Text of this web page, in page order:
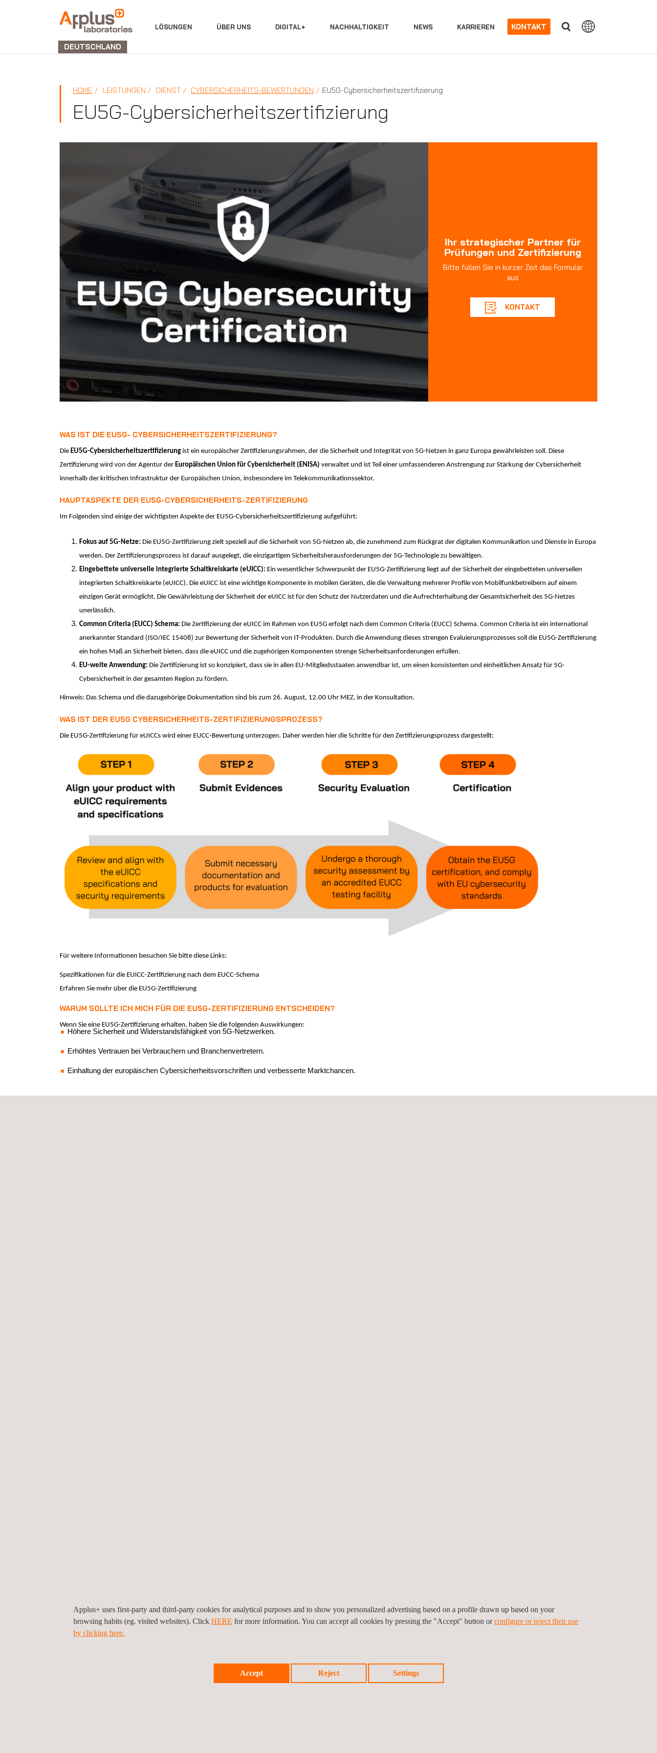
ABTEILUNG
LABORATORIEN
DEUTSCHLAND
LÖSUNGEN ÜBER UNS DIGITAL+ NACHHALTIGKEIT NEWS KARRIEREN KONTAKT
HOME LEISTUNGEN DIENST CYBERSICHERHEITS-BEWERTUNGEN EU5G-Cybersicherheitszertifizierung
EU5G-Cybersicherheitszertifizierung
Ihr strategischer Partner für
Prüfungen und Zertifizierung
Bitte füllen Sie in kurzer Zeit das Formular
aus
KONTAKT
WAS IST DIE EU5G- CYBERSICHERHEITSZERTIFIZIERUNG?
Die EU5G-Cybersicherheitszertifizierung ist ein europäischer Zertifizierungsrahmen, der die Sicherheit und Integrität von 5G-Netzen in ganz Europa gewährleisten soll. Diese
Zertifizierung wird von der Agentur der Europäischen Union für Cybersicherheit (ENISA) verwaltet und ist Teil einer umfassenderen Anstrengung zur Stärkung der Cybersicherheit
innerhalb der kritischen Infrastruktur der Europäischen Union, insbesondere im Telekommunikationssektor.
HAUPTASPEKTE DER EU5G-CYBERSICHERHEITS-ZERTIFIZIERUNG
Im Folgenden sind einige der wichtigsten Aspekte der EU5G-Cybersicherheitszertifizierung aufgeführt:
Fokus auf 5G-Netze: Die EU5G-Zertifizierung zielt speziell auf die Sicherheit von 5G-Netzen ab, die zunehmend zum Rückgrat der digitalen Kommunikation und Dienste in Europa
werden. Der Zertifizierungsprozess ist darauf ausgelegt, die einzigartigen Sicherheitsherausforderungen der 5G-Technologie zu bewältigen.
Eingebettete universelle integrierte Schaltkreiskarte (eUICC): Ein wesentlicher Schwerpunkt der EU5G-Zertifizierung liegt auf der Sicherheit der eingebetteten universellen
integrierten Schaltkreiskarte (eUICC). Die eUICC ist eine wichtige Komponente in mobilen Geräten, die die Verwaltung mehrerer Profile von Mobilfunkbetreibern auf einem
einzigen Gerät ermöglicht. Die Gewährleistung der Sicherheit der eUICC ist für den Schutz der Nutzerdaten und die Aufrechterhaltung der Gesamtsicherheit des 5G-Netzes
unerlässlich.
Common Criteria (EUCC) Schema: Die Zertifizierung der eUICC im Rahmen von EU5G erfolgt nach dem Common Criteria (EUCC) Schema. Common Criteria ist ein international
anerkannter Standard (ISO/IEC 15408) zur Bewertung der Sicherheit von IT-Produkten. Durch die Anwendung dieses strengen Evaluierungsprozesses soll die EU5G-Zertifizierung
ein hohes Maß an Sicherheit bieten, dass die eUICC und die zugehörigen Komponenten strenge Sicherheitsanforderungen erfüllen.
EU-weite Anwendung: Die Zertifizierung ist so konzipiert, dass sie in allen EU-Mitgliedsstaaten anwendbar ist, um einen konsistenten und einheitlichen Ansatz für 5G-
Cybersicherheit in der gesamten Region zu fördern.
Hinweis: Das Schema und die dazugehörige Dokumentation sind bis zum 26. August, 12.00 Uhr MEZ, in der Konsultation.
WAS IST DER EU5G CYBERSICHERHEITS-ZERTIFIZIERUNGSPROZESS?
Die EU5G-Zertifizierung für eUICCs wird einer EUCC-Bewertung unterzogen. Daher werden hier die Schritte für den Zertifizierungsprozess dargestellt:
Für weitere Informationen besuchen Sie bitte diese Links:
Spezifikationen für die EUICC-Zertifizierung nach dem EUCC-Schema
Erfahren Sie mehr über die EU5G-Zertifizierung
WARUM SOLLTE ICH MICH FÜR DIE EU5G-ZERTIFIZIERUNG ENTSCHEIDEN?
Wenn Sie eine EU5G-Zertifizierung erhalten, haben Sie die folgenden Auswirkungen:
Höhere Sicherheit und Widerstandsfähigkeit von 5G-Netzwerken.
Erhöhtes Vertrauen bei Verbrauchern und Branchenvertretern.
Einhaltung der europäischen Cybersicherheitsvorschriften und verbesserte Marktchancen.
Applus+ uses first-party and third-party cookies for analytical purposes and to show you personalized advertising based on a profile drawn up based on your
browsing habits (eg. visited websites). ClickHERE for more information. You can accept all cookies by pressing the "Accept" button orconfigure or reject their use
by clicking here.
Accept Reject Settings